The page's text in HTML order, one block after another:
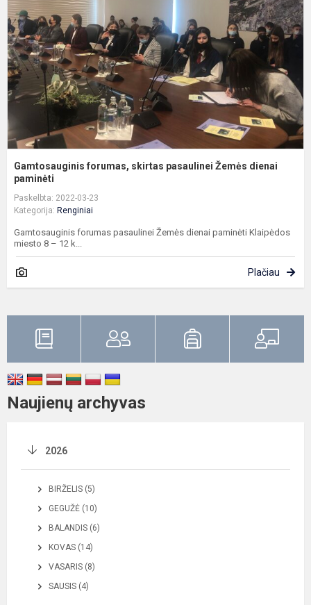
Gamtosauginis forumas, skirtas pasaulinei Žemės dienai
paminėti
Paskelbta: 2022-03-23
Kategorija: Renginiai
Gamtosauginis forumas pasaulinei Žemės dienai paminėti Klaipėdos
miesto 8 – 12 k...
Plačiau
Naujienų archyvas
2026
BIRŽELIS (5)
GEGUŽĖ (10)
BALANDIS (6)
KOVAS (14)
VASARIS (8)
SAUSIS (4)